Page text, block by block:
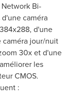
Bi-
caméra
d'une
jour/nuit
30x et d'une
les
CMOS.
: